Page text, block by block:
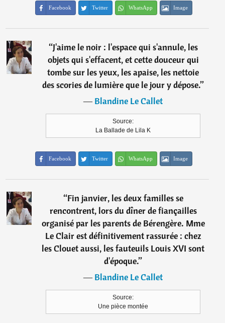
Facebook Twitter WhatsApp Image
“J'aime le noir : l'espace qui s'annule, les
objets qui s'effacent, et cette douceur qui
tombe sur les yeux, les apaise, les nettoie
des scories de lumière que le jour y dépose.”
―Blandine Le Callet
Source:
La Ballade de Lila K
Facebook Twitter WhatsApp Image
“Fin janvier, les deux familles se
rencontrent, lors du dîner de fiançailles
organisé par les parents de Bérengère. Mme
Le Clair est définitivement rassurée : chez
les Clouet aussi, les fauteuils Louis XVI sont
d'époque.”
―Blandine Le Callet
Source:
Une pièce montée